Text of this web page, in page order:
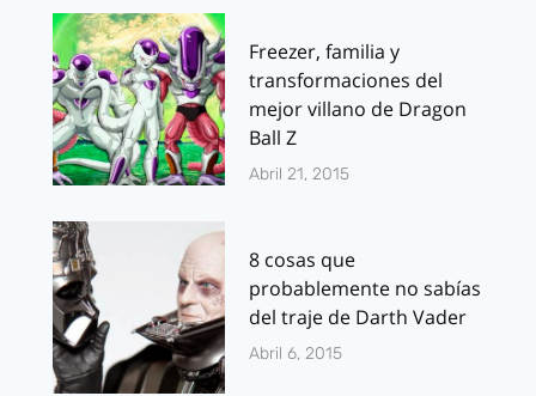
Freezer, familia y
transformaciones del
mejor villano de Dragon
Ball Z
Abril 21, 2015
8 cosas que
probablemente no sabías
del traje de Darth Vader
Abril 6, 2015